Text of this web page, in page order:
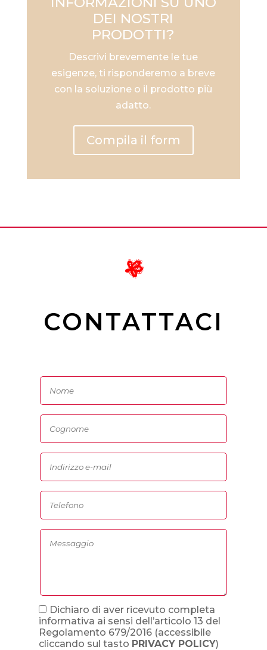
DEI NOSTRI
PRODOTTI?
Descrivi brevemente le tue
esigenze, ti risponderemo a breve
con la soluzione o il prodotto più
adatto.
Compila il form
CONTATTACI
Dichiaro di aver ricevuto completa
informativa ai sensi dell’articolo 13 del
Regolamento 679/2016 (accessibile
cliccando sul tasto PRIVACY POLICY)